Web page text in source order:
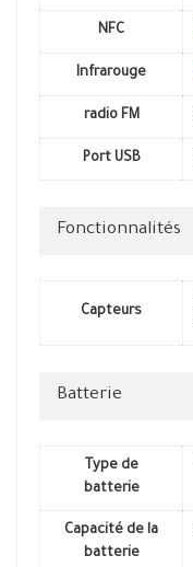
NFC
Infrarouge
radio FM
Port USB
Fonctionnalités
Capteurs
Batterie
Type de
batterie
Capacité de la
batterie